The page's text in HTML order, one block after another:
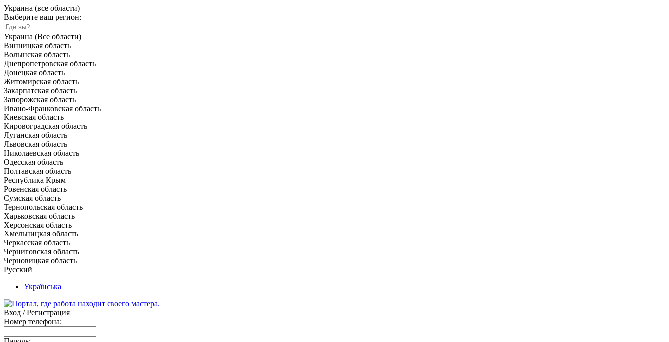
Украина (все области)
Выберите ваш регион:
Украина (Все области)
Винницкая область
Волынская область
Днепропетровская область
Донецкая область
Житомирская область
Закарпатская область
Запорожская область
Ивано-Франковская область
Киевская область
Кировоградская область
Луганская область
Львовская область
Николаевская область
Одесская область
Полтавская область
Республика Крым
Ровенская область
Сумская область
Тернопольская область
Харьковская область
Херсонская область
Хмельницкая область
Черкасская область
Черниговская область
Черновицкая область
Русский
Українська
Вход / Регистрация
Номер телефона: